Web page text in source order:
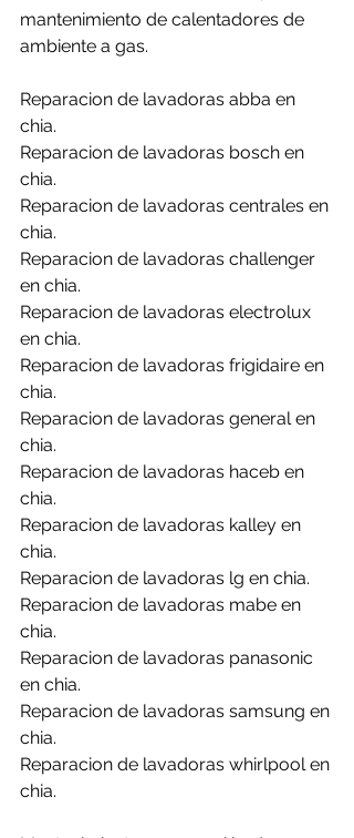
mantenimiento de calentadores de
ambiente a gas.
Reparacion de lavadoras abba en
chia.
Reparacion de lavadoras bosch en
chia.
Reparacion de lavadoras centrales en
chia.
Reparacion de lavadoras challenger
en chia.
Reparacion de lavadoras electrolux
en chia.
Reparacion de lavadoras frigidaire en
chia.
Reparacion de lavadoras general en
chia.
Reparacion de lavadoras haceb en
chia.
Reparacion de lavadoras kalley en
chia.
Reparacion de lavadoras lg en chia.
Reparacion de lavadoras mabe en
chia.
Reparacion de lavadoras panasonic
en chia.
Reparacion de lavadoras samsung en
chia.
Reparacion de lavadoras whirlpool en
chia.